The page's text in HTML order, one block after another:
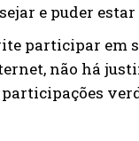
e puder
participar em
não há
participações